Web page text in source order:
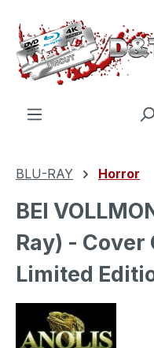
Zum Hauptinhalt springen
BLU-RAY Horror
BEI
Ray) -
Limited